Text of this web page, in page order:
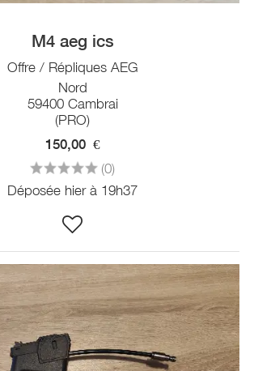
M4 aeg ics
Offre / Répliques AEG
Nord
59400 Cambrai
(PRO)
150,00 €
(0)
Déposée hier à 19h37